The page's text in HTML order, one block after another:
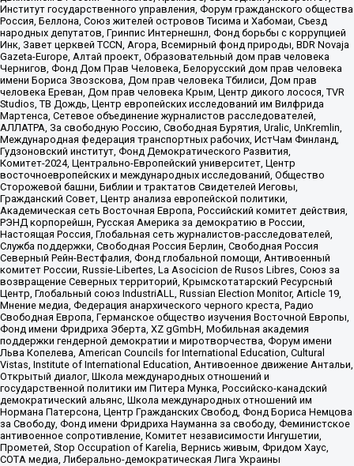
Институт государственного управления, Форум гражданского общества
Россия, Беллона, Союз жителей островов Тисима и Хабомаи, Съезд
народных депутатов, Гринпис Интернешнл, Фонд борьбы с коррупцией
Инк, Завет церквей TCCN, Агора, Всемирный фонд природы, BDR Novaja
Gazeta-Europe, Алтай проект, Образовательный дом прав человека
Чернигов, Фонд Дом Прав Человека, Белорусский дом прав человека
имени Бориса Звозскова, Дом прав человека Тбилиси, Дом прав
человека Ереван, Дом прав человека Крым, Центр дикого лосося, TVR
Studios, ТВ Дождь, Центр европейских исследований им Вилфрида
Мартенса, Сетевое объединение журналистов расследователей,
АЛЛАТРА, За свободную Россию, Свободная Бурятия, Uralic, UnKremlin,
Международная федерация транспортных рабочих, ИстЧам Финланд,
Гудзоновский институт, Фонд Демократического Развития,
Комитет-2024, Центрально-Европейский университет, Центр
восточноевропейских и международных исследований, Общество
Сторожевой башни, Библии и трактатов Свидетелей Иеговы,
Гражданский Совет, Центр анализа европейской политики,
Академическая сеть Восточная Европа, Российский комитет действия,
РЭНД корпорейшн, Русская Америка за демократию в России,
Настоящая Россия, Глобальная сеть журналистов-расследователей,
Служба поддержки, Свободная Россия Берлин, Свободная Россия
Северный Рейн-Вестфалия, Фонд глобальной помощи, Антивоенный
комитет России, Russie-Libertes, La Asocicion de Rusos Libres, Союз за
возвращение Северных территорий, Крымскотатарский Ресурсный
Центр, Глобальный союз IndustriALL, Russian Election Monitor, Article 19,
Мнение медиа, Федерация анархического черного креста, Радио
Свободная Европа, Германское общество изучения Восточной Европы,
Фонд имени Фридриха Эберта, XZ gGmbH, Мобильная академия
поддержки гендерной демократии и миротворчества, Форум имени
Льва Копелева, American Councils for International Education, Cultural
Vistas, Institute of International Education, Антивоенное движение Антальи,
Открытый диалог, Школа международных отношений и
государственной политики им Питера Мунка, Российско-канадский
демократический альянс, Школа международных отношений им
Нормана Патерсона, Центр Гражданских Свобод, Фонд Бориса Немцова
за Свободу, Фонд имени Фридриха Науманна за свободу, Феминистское
антивоенное сопротивление, Комитет независимости Ингушетии,
Прометей, Stop Occupation of Karelia, Вернись живым, Фридом Хаус,
СОТА медиа, Либерально-демократическая Лига Украины